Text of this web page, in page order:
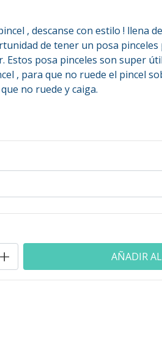
, descanse con estilo ! llena
de tener un posa pinceles
Estos posa pinceles son super
, para que no ruede el pincel
no ruede y caiga.
+